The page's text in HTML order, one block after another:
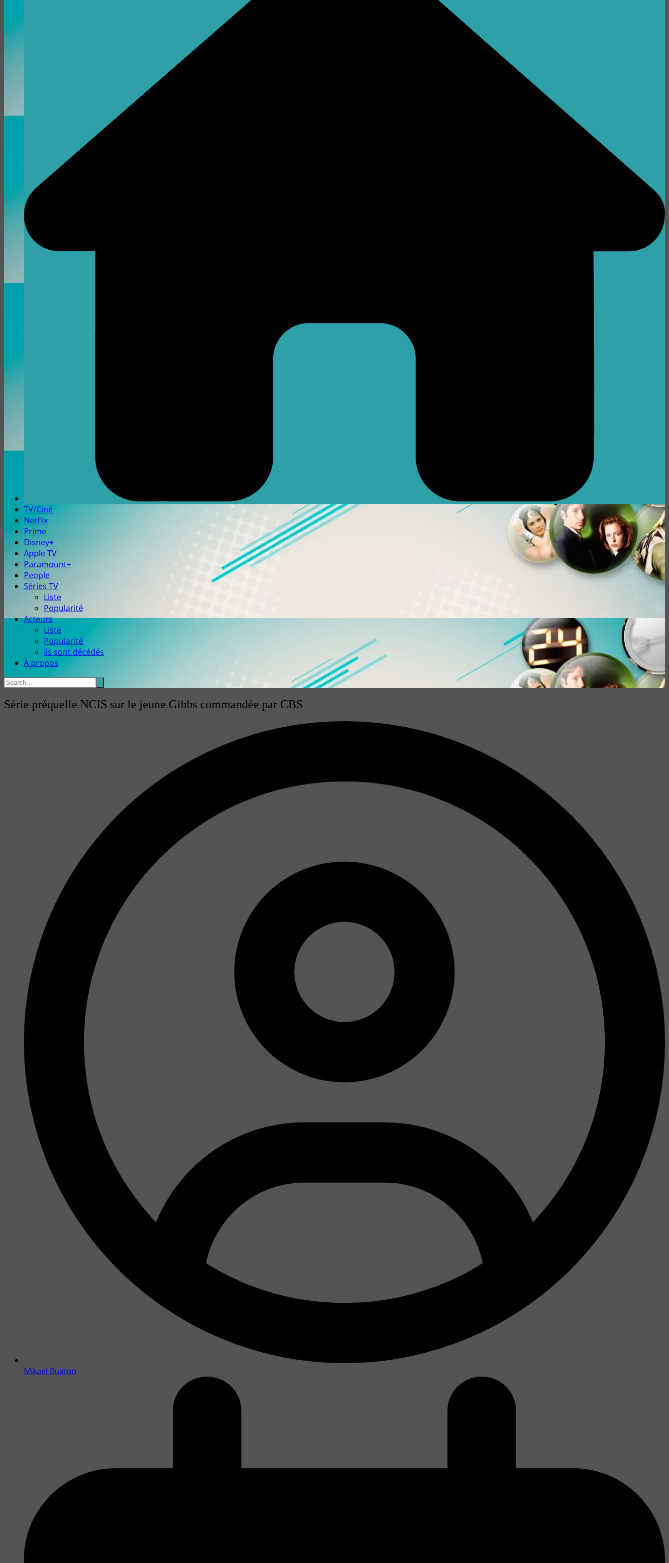
TV/Ciné
Netflix
Prime
Disney+
Apple TV
Paramount+
People
Séries TV
Liste
Popularité
Acteurs
Liste
Popularité
Ils sont décédés
À propos
Série préquelle NCIS sur le jeune Gibbs commandée par CBS
Mikael Buxton